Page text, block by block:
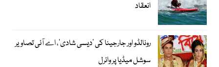
انعقاد
رونالڈو اور جارجینا کی ’دیسی شادی‘، اے آئی تصاویر
سوشل میڈیا پر وائرل